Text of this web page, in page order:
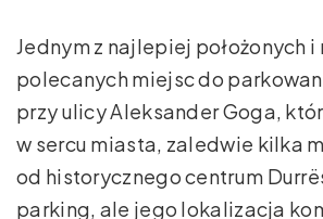
Jednym z najlepiej położonych
polecanych miejsc do
przy ulicy Aleksander Goga,
w sercu miasta, zaledwie kilka
od historycznego centrum
parking, ale jego lokalizacja